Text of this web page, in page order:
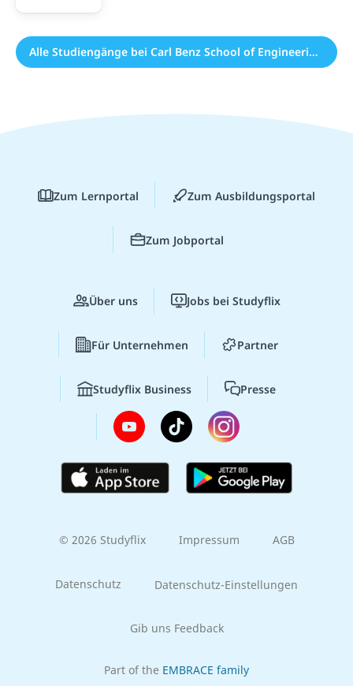
Alle Studiengänge bei Carl Benz School of Engineering (1)
Zum Lernportal Zum Ausbildungsportal
Zum Jobportal
Über uns Jobs bei Studyflix
Für Unternehmen Partner
Studyflix Business Presse
© 2026 Studyflix Impressum AGB
Datenschutz Datenschutz-Einstellungen
Gib uns Feedback
Part of the EMBRACE family